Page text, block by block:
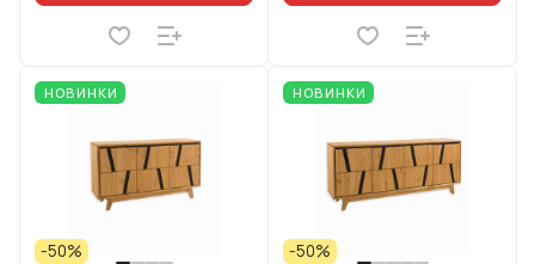
НОВИНКИ
-50%
НОВИНКИ
-50%